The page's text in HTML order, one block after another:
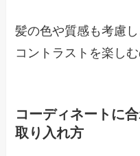
髪の色や質感も考慮
コントラストを楽し
コーディネートに
取り入れ方